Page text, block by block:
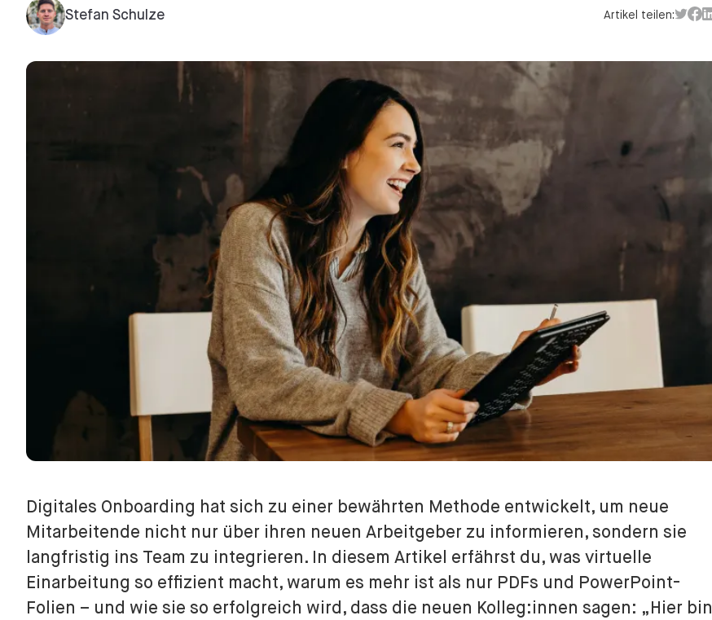
Stefan Schulze Artikel teilen:
Digitales Onboarding hat sich zu einer bewährten Methode entwickelt, um neue
Mitarbeitende nicht nur über ihren neuen Arbeitgeber zu informieren, sondern sie
langfristig ins Team zu integrieren. In diesem Artikel erfährst du, was virtuelle
Einarbeitung so effizient macht, warum es mehr ist als nur PDFs und PowerPoint-
Folien – und wie sie so erfolgreich wird, dass die neuen Kolleg:innen sagen: „Hier bin